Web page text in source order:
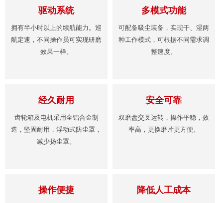
驱动系统
拥有半小时以上的续航能力。巡
航定速，不同操作员可实现研磨
效果一样。
多模式功能
可配备吸尘装备，实现干、湿两
种工作模式，可根据不同需求调
整速度。
经久耐用
齿轮箱及电机采用全铝合金制
造，坚固耐用，浮动式防尘罩，
减少扬尘罩。
安全可靠
双磨盘交叉运转，操作平稳，效
率高，更换磨片更方便。
操作便捷 降低人工成本